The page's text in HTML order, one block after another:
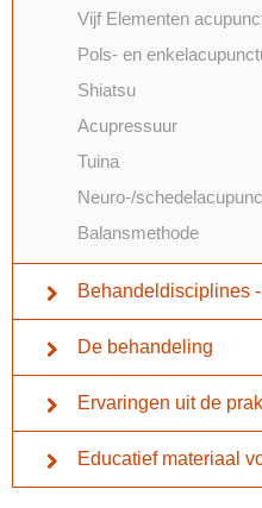
Vijf Elementen
Pols- en
Shiatsu
Acupressuur
Tuina
Neuro-/
Balansmethode
Behandeldisciplines
De behandeling
Ervaringen uit de
Educatief materiaal